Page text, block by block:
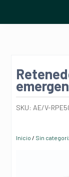
SKU: AE/V-
Inicio / Sin